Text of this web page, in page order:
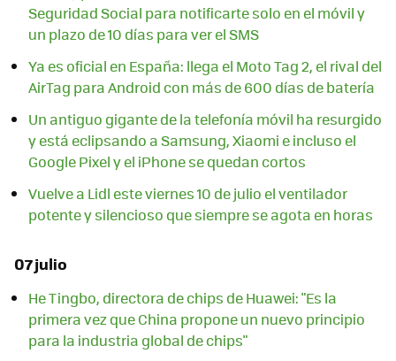
Seguridad Social para notificarte solo en el móvil y
un plazo de 10 días para ver el SMS
Ya es oficial en España: llega el Moto Tag 2, el rival del
AirTag para Android con más de 600 días de batería
Un antiguo gigante de la telefonía móvil ha resurgido
y está eclipsando a Samsung, Xiaomi e incluso el
Google Pixel y el iPhone se quedan cortos
Vuelve a Lidl este viernes 10 de julio el ventilador
potente y silencioso que siempre se agota en horas
07 julio
He Tingbo, directora de chips de Huawei: "Es la
primera vez que China propone un nuevo principio
para la industria global de chips"